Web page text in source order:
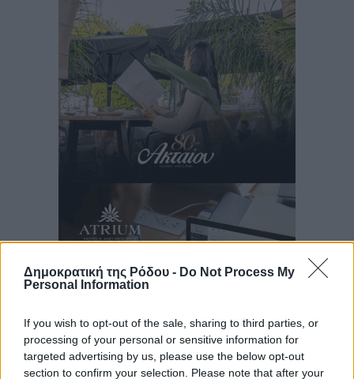
Δημοκρατική της Ρόδου - Do Not Process My
Personal Information
If you wish to opt-out of the sale, sharing to third parties, or
processing of your personal or sensitive information for
targeted advertising by us, please use the below opt-out
section to confirm your selection. Please note that after your